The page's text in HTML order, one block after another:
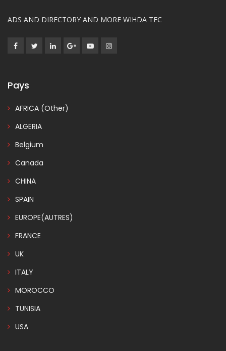
ADS AND DIRECTORY AND MORE WIHDA TEC
Pays
AFRICA (Other)
ALGERIA
Belgium
Canada
CHINA
SPAIN
EUROPE(AUTRES)
FRANCE
UK
ITALY
MOROCCO
TUNISIA
USA